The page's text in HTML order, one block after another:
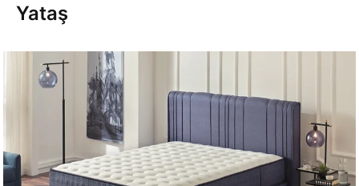
Yataş